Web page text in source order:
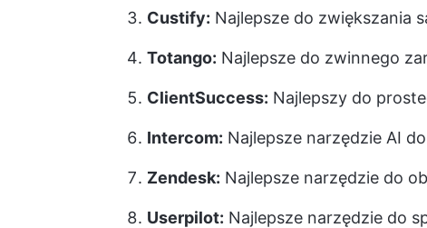
Custify: Najlepsze do zwiększania
Totango: Najlepsze do zwinnego
ClientSuccess: Najlepszy do
Intercom: Najlepsze narzędzie AI
Zendesk: Najlepsze narzędzie do
Userpilot: Najlepsze narzędzie do